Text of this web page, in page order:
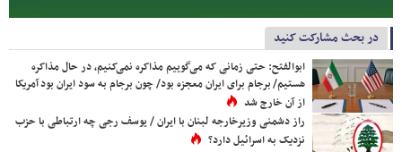
در بحث مشارکت کنید
ابوالفتح: حتی زمانی که می‌گوییم مذاکره نمی‌کنیم، در حال مذاکره
هستیم/ برجام برای ایران معجزه بود/ چون برجام به سود ایران بود آمریکا
از آن خارج شد
راز دشمنی وزیرخارجه لبنان با ایران / یوسف رجی چه ارتباطی با حزب
نزدیک به اسرائیل دارد؟